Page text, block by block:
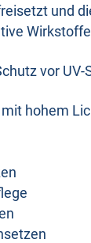
und
vor UV-
hohem